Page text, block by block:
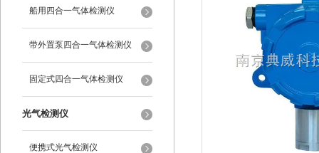
船用四合一气体检测仪
带外置泵四合一气体检测仪
固定式四合一气体检测仪
光气检测仪
便携式光气检测仪